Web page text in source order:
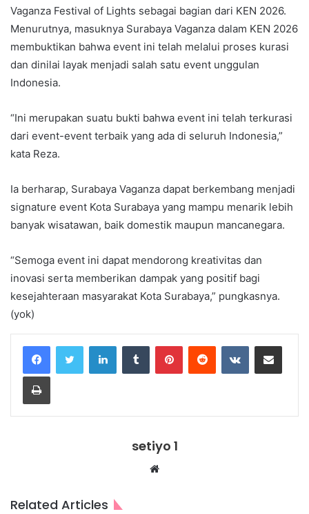
Vaganza Festival of Lights sebagai bagian dari KEN 2026.
Menurutnya, masuknya Surabaya Vaganza dalam KEN 2026
membuktikan bahwa event ini telah melalui proses kurasi
dan dinilai layak menjadi salah satu event unggulan
Indonesia.
“Ini merupakan suatu bukti bahwa event ini telah terkurasi
dari event-event terbaik yang ada di seluruh Indonesia,”
kata Reza.
Ia berharap, Surabaya Vaganza dapat berkembang menjadi
signature event Kota Surabaya yang mampu menarik lebih
banyak wisatawan, baik domestik maupun mancanegara.
“Semoga event ini dapat mendorong kreativitas dan
inovasi serta memberikan dampak yang positif bagi
kesejahteraan masyarakat Kota Surabaya,” pungkasnya.
(yok)
LinkedInTumblr PinterestReddit VKontakteShare via Email
Print
setiyo 1
Website
Related Articles